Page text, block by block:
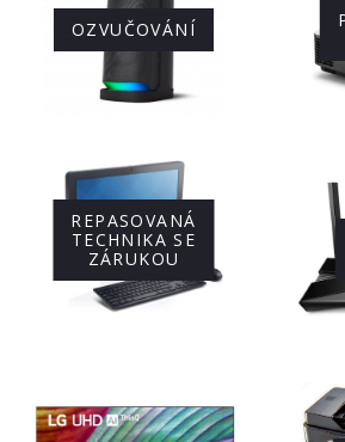
OZVUČOVÁNÍ
REPASOVANÁ
TECHNIKA SE
ZÁRUKOU